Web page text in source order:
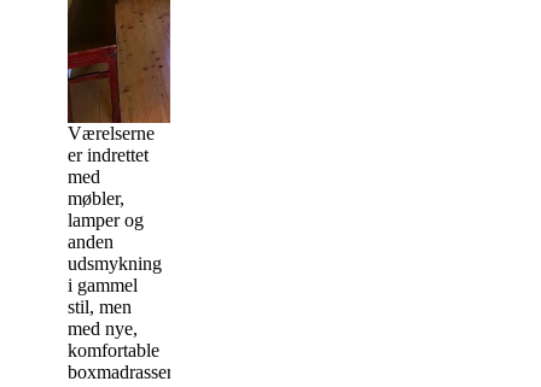
Værelserne
er indrettet
med
møbler,
lamper og
anden
udsmykning
i gammel
stil, men
med nye,
komfortable
boxmadrasser.